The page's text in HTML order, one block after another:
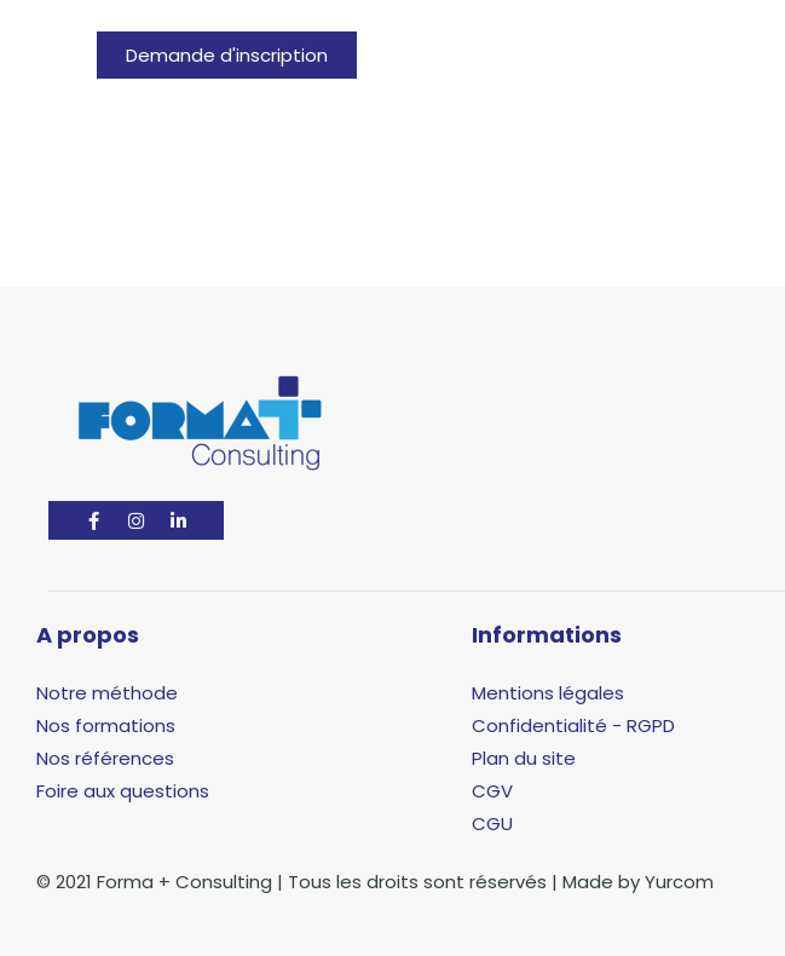
Demande d'inscription
A propos
Notre méthode
Nos formations
Nos références
Foire aux questions
Informations
Mentions légales
Confidentialité - RGPD
Plan du site
CGV
CGU
© 2021 Forma + Consulting | Tous les droits sont réservés | Made by Yurcom